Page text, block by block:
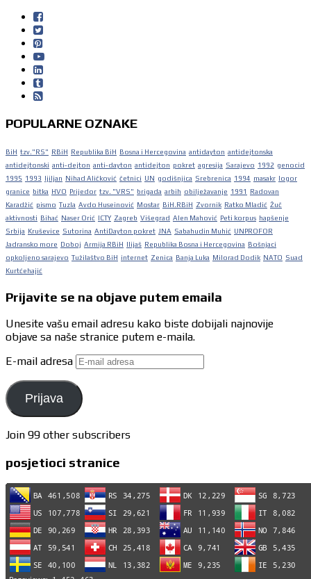
POPULARNE OZNAKE
BiH tzv."RS" RBiH Republika BiH Bosna i Hercegovina antidayton antidejtonska
antidejtonski anti-dejton anti-dayton antidejton pokret agresija Sarajevo 1992 genocid
1995 1993 ljiljan Nihad Aličković četnici UN godišnjica Srebrenica 1994 masakr logor
granice bitka HVO Prijedor tzv. "VRS" brigada arbih obilježavanje 1991
Radovan
Karadžić pismo Tuzla Avdo Huseinović Mostar BiH.RBiH Zvornik Ratko Mladić Žuč
aktivnosti Bihać Naser Orić ICTY Zagreb Višegrad Alen Mahović Peti korpus hapšenje
Srbija Kruševice Sutorina AntiDayton pokret JNA Sabahudin Muhić UNPROFOR
Jadransko more Doboj Armija RBiH Ilijaš Republika Bosna i Hercegovina Bošnjaci
opkoljeno sarajevo Tužilaštvo BiH internet Zenica Banja Luka Milorad Dodik NATO Suad
Kurtćehajić
Prijavite se na objave putem emaila
Unesite vašu email adresu kako biste dobijali najnovije
objave sa naše stranice putem e-maila.
E-mail adresa
Prijava
Join 99 other subscribers
posjetioci stranice